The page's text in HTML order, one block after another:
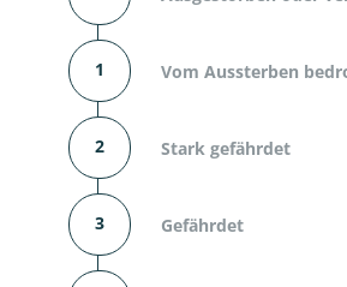
1 Vom Aussterben
2 Stark gefährdet
3 Gefährdet